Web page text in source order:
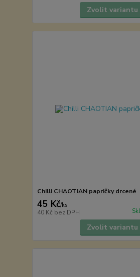
Zvolit variantu
Chilli CHAOTIAN papričky drcené
45 Kč/ks
40 Kč bez DPH
Zvolit variantu